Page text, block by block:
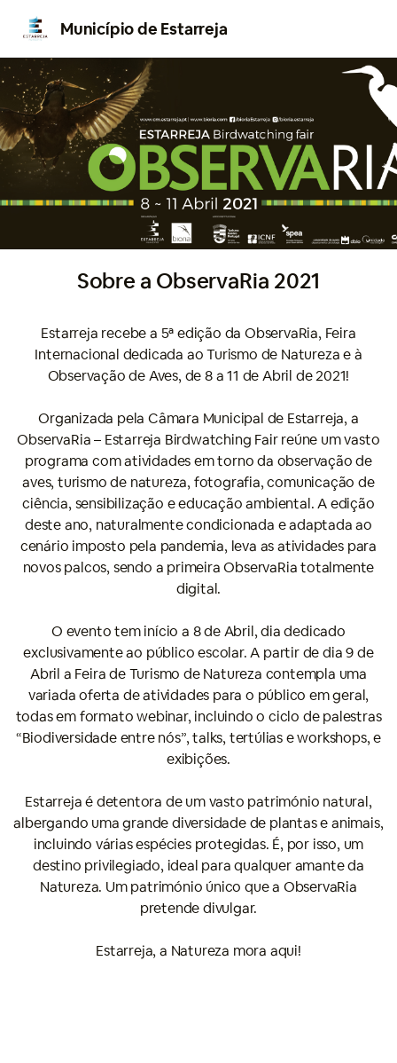
Município de Estarreja
Sobre a ObservaRia 2021
Estarreja recebe a 5ª edição da ObservaRia, Feira
Internacional dedicada ao Turismo de Natureza e à
Observação de Aves, de 8 a 11 de Abril de 2021!
Organizada pela Câmara Municipal de Estarreja, a
ObservaRia – Estarreja Birdwatching Fair reúne um vasto
programa com atividades em torno da observação de
aves, turismo de natureza, fotografia, comunicação de
ciência, sensibilização e educação ambiental. A edição
deste ano, naturalmente condicionada e adaptada ao
cenário imposto pela pandemia, leva as atividades para
novos palcos, sendo a primeira ObservaRia totalmente
digital.
O evento tem início a 8 de Abril, dia dedicado
exclusivamente ao público escolar. A partir de dia 9 de
Abril a Feira de Turismo de Natureza contempla uma
variada oferta de atividades para o público em geral,
todas em formato webinar, incluindo o ciclo de palestras
“Biodiversidade entre nós”, talks, tertúlias e workshops, e
exibições.
Estarreja é detentora de um vasto património natural,
albergando uma grande diversidade de plantas e animais,
incluindo várias espécies protegidas. É, por isso, um
destino privilegiado, ideal para qualquer amante da
Natureza. Um património único que a ObservaRia
pretende divulgar.
Estarreja, a Natureza mora aqui!